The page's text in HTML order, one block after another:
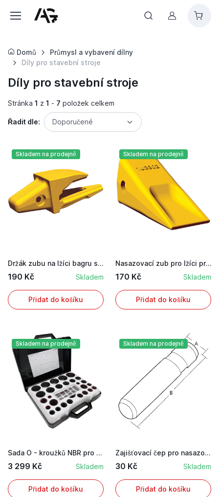
Můj účet
Domů
Průmysl a vybavení dílny
Díly pro stavební stroje
Díly pro stavební stroje
Stránka 1 z 1 - 7 položek celkem
Řadit dle: Doporučené
Skladem na prodejně
Držák zubu na lžíci bagru systém Caterpillar ko...
190 Kč Skladem
Přidat do košíku
Skladem na prodejně
Nasazovací zub pro lžíci pro bagr systém Caterp...
170 Kč Skladem
Přidat do košíku
Skladem na prodejně
Sada O - kroužků NBR pro stavební stroje Caterp...
3 299 Kč Skladem
Přidat do košíku
Skladem na prodejně
Zajišťovací čep pro nasazovací zub pro lžíci na...
30 Kč Skladem
Přidat do košíku